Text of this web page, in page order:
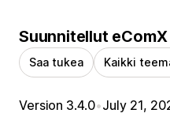
Suunnitellut eComX
Saa tukea Kaikki
Version 3.4.0•July 21,